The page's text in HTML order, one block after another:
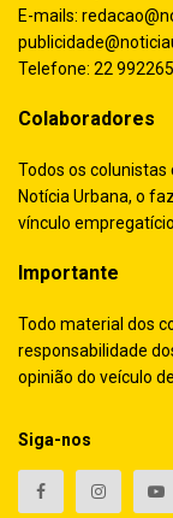
E-mails:
Telefone: 22
Colaboradores
Todos os colunistas
Notícia Urbana, o
vínculo
Importante
Todo material dos
responsabilidade
opinião do veículo
Siga-nos